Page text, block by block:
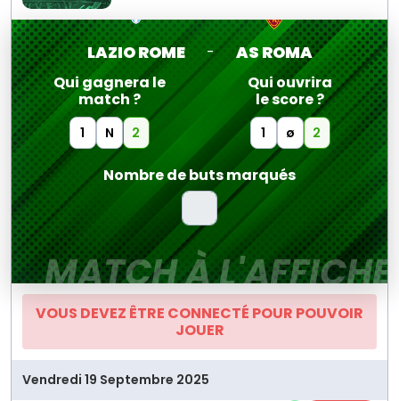
MATCH À L'AFFICHE
LAZIO ROME - AS ROMA
Qui gagnera le
match ?
1 N 2
Qui ouvrira
le score ?
1 ø 2
Nombre de buts marqués
VOUS DEVEZ ÊTRE CONNECTÉ POUR POUVOIR
JOUER
Vendredi 19 Septembre 2025